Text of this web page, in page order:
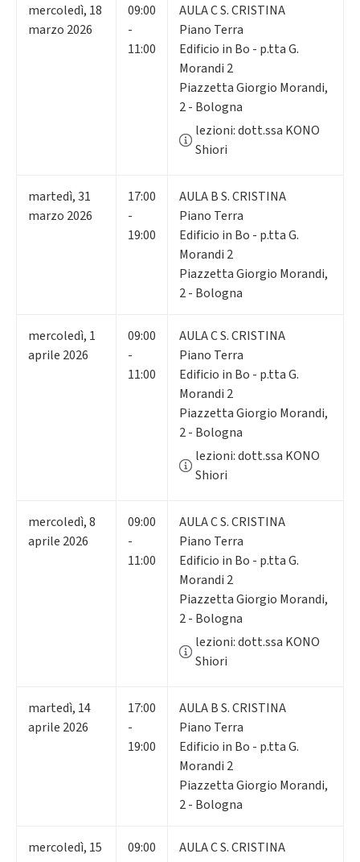
mercoledì, 18
marzo 2026
09:00
-
11:00
AULA C S. CRISTINA
Piano Terra
Edificio in Bo - p.tta G.
Morandi 2
Piazzetta Giorgio Morandi,
2 - Bologna
lezioni: dott.ssa KONO
Shiori
martedì,31
marzo 2026
17:00
-
19:00
AULA B S. CRISTINA
Piano Terra
Edificio in Bo - p.tta G.
Morandi 2
Piazzetta Giorgio Morandi,
2 - Bologna
mercoledì, 1
aprile 2026
09:00
-
11:00
AULA C S. CRISTINA
Piano Terra
Edificio in Bo - p.tta G.
Morandi 2
Piazzetta Giorgio Morandi,
2 - Bologna
lezioni: dott.ssa KONO
Shiori
mercoledì,8
aprile 2026
09:00
-
11:00
AULA C S. CRISTINA
Piano Terra
Edificio in Bo - p.tta G.
Morandi 2
Piazzetta Giorgio Morandi,
2 - Bologna
lezioni: dott.ssa KONO
Shiori
martedì, 14
aprile 2026
17:00
-
19:00
AULA B S. CRISTINA
Piano Terra
Edificio in Bo - p.tta G.
Morandi 2
Piazzetta Giorgio Morandi,
2 - Bologna
mercoledì, 15
09:00
AULA C S. CRISTINA